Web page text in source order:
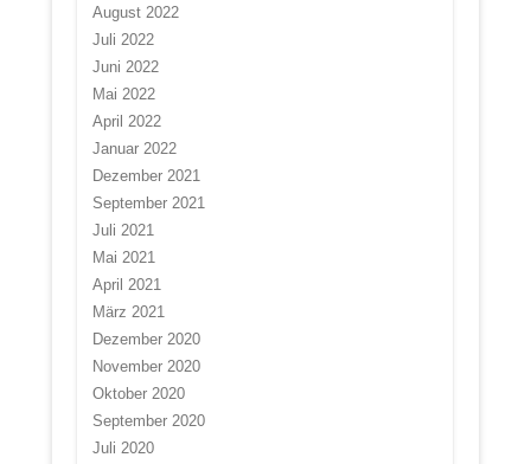
August 2022
Juli 2022
Juni 2022
Mai 2022
April 2022
Januar 2022
Dezember 2021
September 2021
Juli 2021
Mai 2021
April 2021
März 2021
Dezember 2020
November 2020
Oktober 2020
September 2020
Juli 2020